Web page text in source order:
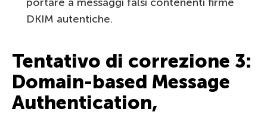
DKIM autentiche.
Tentativo di correzione 3:
Domain-based Message
Authentication,